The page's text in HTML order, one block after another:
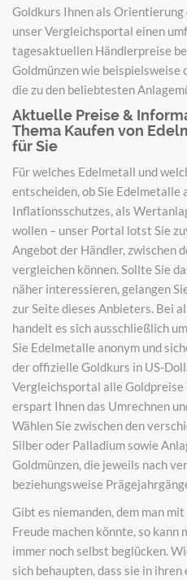
Goldkurs Ihnen als
unser Vergleichsportal einen
tagesaktuellen Händlerpreise
Goldmünzen wie beispielsweise
die zu den beliebtesten
Aktuelle Preise &
Thema Kaufen von
für Sie
Für welches Edelmetall und
entscheiden, ob Sie Edelmetalle
Inflationsschutzes, als
wollen – unser Portal lotst Sie
Angebot der Händler, zwischen
vergleichen können. Sollte Sie
näher interessieren, gelangen
zur Seite dieses Anbieters. Bei
handelt es sich ausschließlich
Sie Edelmetalle anonym und
der offizielle Goldkurs in US-
Vergleichsportal alle Goldpreise
erspart Ihnen das Umrechnen
Wählen Sie zwischen den
Silber oder Palladium sowie
Goldmünzen, die jeweils nach
beziehungsweise
Gibt es niemanden, dem man
Freude machen könnte, so kann
immer noch selbst beglücken.
sich behaupten, dass sie in